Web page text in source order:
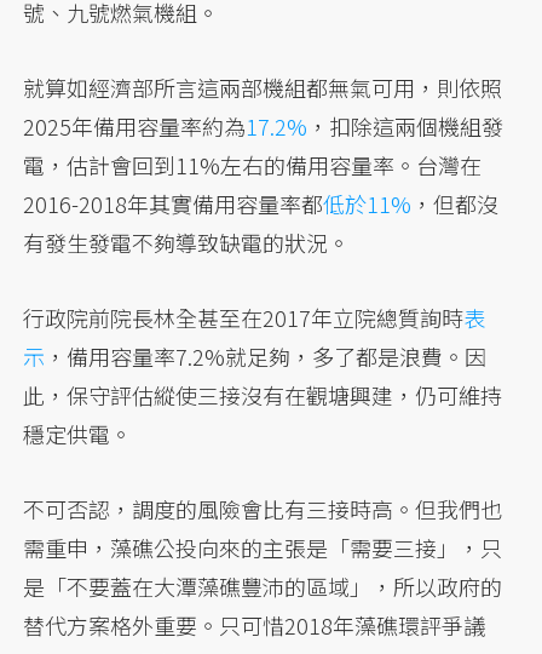
號、九號燃氣機組。
就算如經濟部所言這兩部機組都無氣可用，則依照
2025年備用容量率約為17.2% ，扣除這兩個機組發
電，估計會回到11%左右的備用容量率。台灣在
2016-2018年其實備用容量率都低於11% ，但都沒
有發生發電不夠導致缺電的狀況。
行政院前院長林全甚至在2017年立院總質詢時表
示 ，備用容量率7.2%就足夠，多了都是浪費。因
此，保守評估縱使三接沒有在觀塘興建，仍可維持
穩定供電。
不可否認，調度的風險會比有三接時高。但我們也
需重申，藻礁公投向來的主張是「需要三接」，只
是「不要蓋在大潭藻礁豐沛的區域」，所以政府的
替代方案格外重要。只可惜2018年藻礁環評爭議